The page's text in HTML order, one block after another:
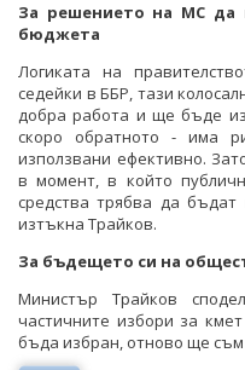
За решението на МС да
бюджета
Логиката на
седейки в ББР, тази
добра работа и ще бъде
скоро обратното - има
използвани ефективно.
в момент, в който
средства трябва да
изтъкна Трайков.
За бъдещето си на
Министър Трайков
частичните избори за
бъда избран, отново ще съм